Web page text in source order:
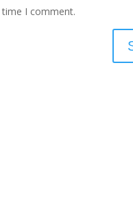
I comment.